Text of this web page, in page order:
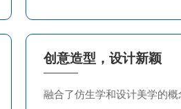
创意造型，设计新颖
融合了仿生学和设计美学的概